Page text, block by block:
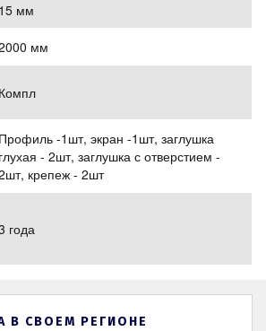
15 мм
мм
Компл
Профиль -1шт, экран -1шт, заглушка
глухая - 2шт, заглушка с отверстием -
крепеж - 2шт
года
В СВОЕМ РЕГИОНЕ